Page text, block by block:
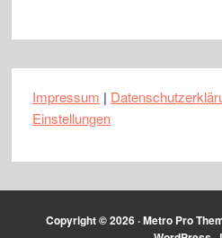
Impressum |
Einstellungen
Copyright © 2026 ·Metro Pro